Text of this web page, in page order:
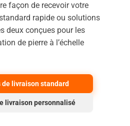
façon de recevoir votre
rapide ou solutions
deux conçues pour les
de pierre à l’échelle
de livraison standard
livraison personnalisé